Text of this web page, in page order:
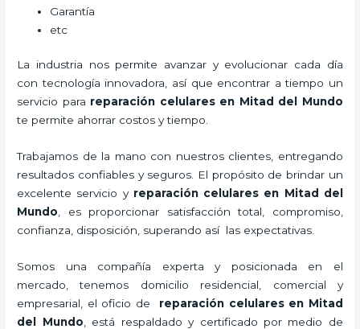
Garantía
etc
La industria nos permite avanzar y evolucionar cada día
con tecnología innovadora, así que encontrar a tiempo un
servicio para reparación celulares en Mitad del Mundo
te permite ahorrar costos y tiempo.
Trabajamos de la mano con nuestros clientes, entregando
resultados confiables y seguros. El propósito de brindar un
excelente servicio y reparación celulares en Mitad del
Mundo , es proporcionar satisfacción total, compromiso,
confianza, disposición, superando así las expectativas.
Somos una compañía experta y posicionada en el
mercado, tenemos domicilio residencial, comercial y
empresarial, el oficio de reparación celularesen Mitad
del Mundo , está respaldado y certificado por medio de